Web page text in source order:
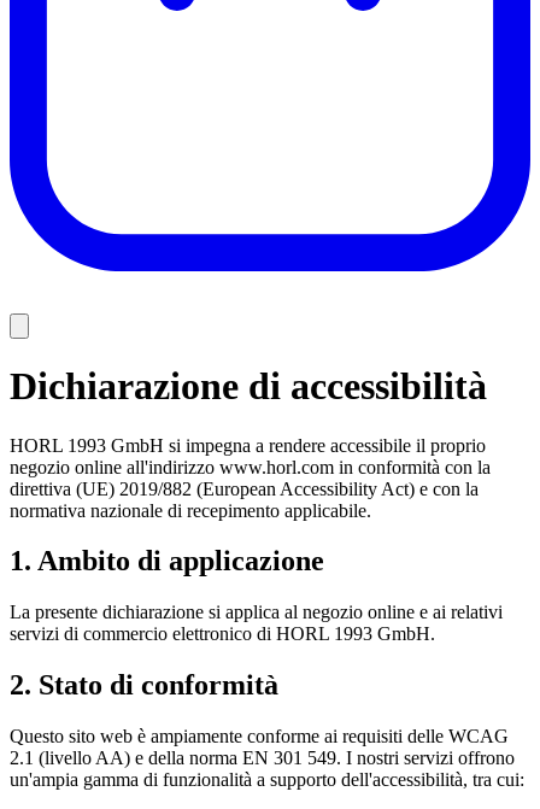
Dichiarazione di accessibilità
HORL 1993 GmbH si impegna a rendere accessibile il proprio
negozio online all'indirizzo www.horl.com in conformità con la
direttiva (UE) 2019/882 (European Accessibility Act) e con la
normativa nazionale di recepimento applicabile.
1. Ambito di applicazione
La presente dichiarazione si applica al negozio online e ai relativi
servizi di commercio elettronico di HORL 1993 GmbH.
2. Stato di conformità
Questo sito web è ampiamente conforme ai requisiti delle WCAG
2.1 (livello AA) e della norma EN 301 549. I nostri servizi offrono
un'ampia gamma di funzionalità a supporto dell'accessibilità, tra cui: